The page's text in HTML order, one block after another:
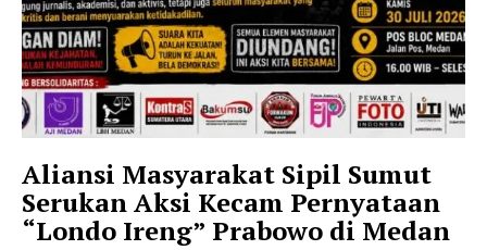
Aliansi Masyarakat Sipil Sumut
Serukan Aksi Kecam Pernyataan
“Londo Ireng” Prabowo di Medan